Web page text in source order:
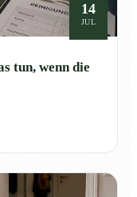
14
JUL
tun, wenn die